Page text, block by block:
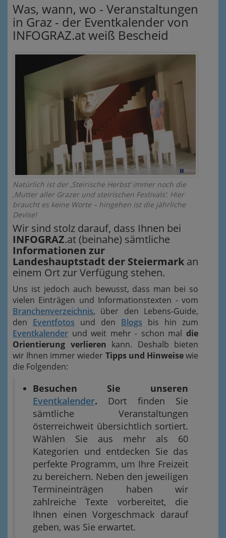
Was, wann, wo - Veranstaltungen
in Graz - der Eventkalender von
INFOGRAZ.at weiß Bescheid
Natürlich ist der ‚Steirische Herbst‘ immer noch die
‚Mutter aller Grazer und steirischen Festivals‘. Hier
braucht es keine Worte – hingehen ist die jährliche
Devise!
Wir sind stolz darauf, dass Ihnen bei
INFOGRAZ.at (beinahe) sämtliche
Informationen zur
Landeshauptstadt der Steiermark an
einem Ort zur Verfügung stehen.
Uns ist jedoch auch bewusst, dass man bei so
vielen Einträgen und Informationstexten - vom
Branchenverzeichnis, über den Lebens-Guide,
den Eventfotos und den Blogs bis hin zum
Eventkalender und weit mehr - schon mal die
Orientierung verlieren kann. Deshalb bieten
wir Ihnen immer wieder Tipps und Hinweisewie
die Folgenden:
Besuchen Sie unseren
Eventkalender. Dort finden Sie
sämtliche Veranstaltungen
österreichweit übersichtlich sortiert.
Wählen Sie aus mehr als 60
Kategorien und entdecken Sie das
perfekte Programm, um Ihre Freizeit
zu bereichern. Neben den jeweiligen
Termineinträgen haben wir
zahlreiche Texte vorbereitet, die
Ihnen einen Vorgeschmack darauf
geben, was Sie erwartet.